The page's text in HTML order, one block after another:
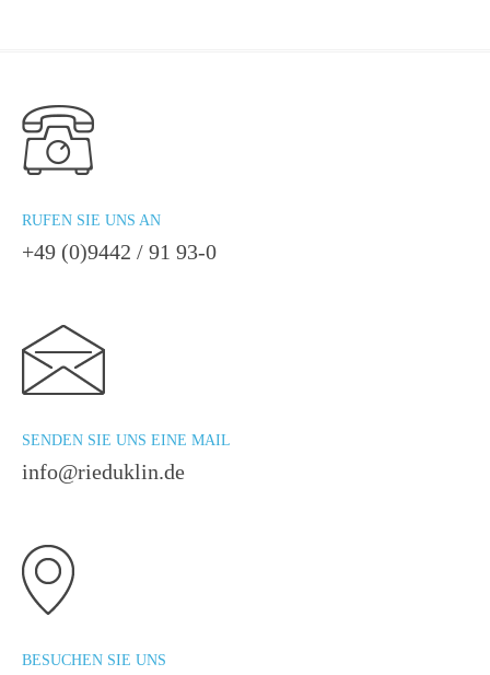
RUFEN SIE UNS AN
+49 (0)9442 / 91 93-0
SENDEN SIE UNS EINE MAIL
info@rieduklin.de
BESUCHEN SIE UNS